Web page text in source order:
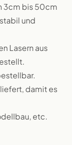
3cm bis 50cm
und
Lasern aus
damit es
etc.